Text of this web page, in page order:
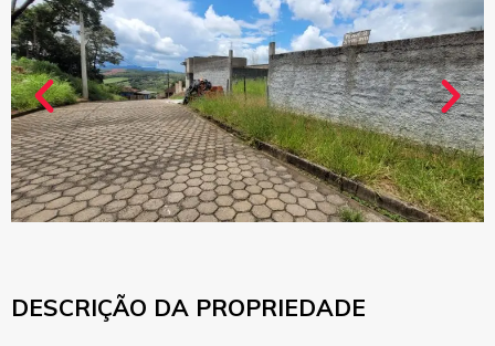
DESCRIÇÃO DA PROPRIEDADE